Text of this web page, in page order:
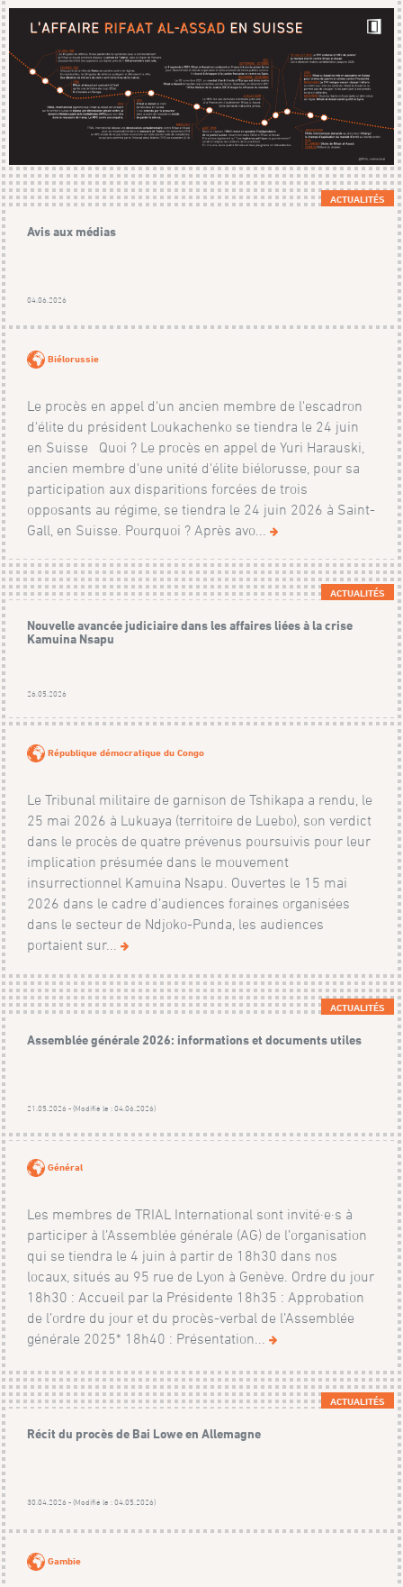
ACTUALITÉS
Avis aux médias
04.06.2026
Biélorussie
Le procès en appel d'un ancien membre de l'escadron
d'élite du président Loukachenko se tiendra le 24 juin
en Suisse Quoi ? Le procès en appel de Yuri Harauski,
ancien membre d'une unité d'élite biélorusse, pour sa
participation aux disparitions forcées de trois
opposants au régime, se tiendra le 24 juin 2026 à Saint-
Gall, en Suisse. Pourquoi ? Après avo...
ACTUALITÉS
Nouvelle avancée judiciaire dans les affaires liées à la crise
Kamuina Nsapu
26.05.2026
République démocratique du Congo
Le Tribunal militaire de garnison de Tshikapa a rendu, le
25 mai 2026 à Lukuaya (territoire de Luebo), son verdict
dans le procès de quatre prévenus poursuivis pour leur
implication présumée dans le mouvement
insurrectionnel Kamuina Nsapu. Ouvertes le 15 mai
2026 dans le cadre d’audiences foraines organisées
dans le secteur de Ndjoko-Punda, les audiences
portaient sur...
ACTUALITÉS
Assemblée générale 2026: informations et documents utiles
21.05.2026 - (Modifié le : 04.06.2026)
Général
Les membres de TRIAL International sont invité·e·s à
participer à l’Assemblée générale (AG) de l’organisation
qui se tiendra le 4 juin à partir de 18h30 dans nos
locaux, situés au 95 rue de Lyon à Genève. Ordre du jour
18h30 : Accueil par la Présidente 18h35 : Approbation
de l’ordre du jour et du procès-verbal de l’Assemblée
générale 2025* 18h40 : Présentation...
ACTUALITÉS
Récit du procès de Bai Lowe en Allemagne
30.04.2026 - (Modifié le : 04.05.2026)
Gambie